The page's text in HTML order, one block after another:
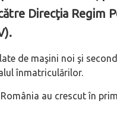
Direcţia Regim
de maşini noi şi
înmatriculărilor.
au crescut în